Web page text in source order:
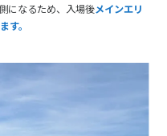
になるため、入場後メインエリ
す。